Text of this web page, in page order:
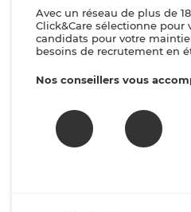
Avec un réseau de plus de
Click&Care sélectionne pour
candidats pour votre
besoins de recrutement en
Nos conseillers vous